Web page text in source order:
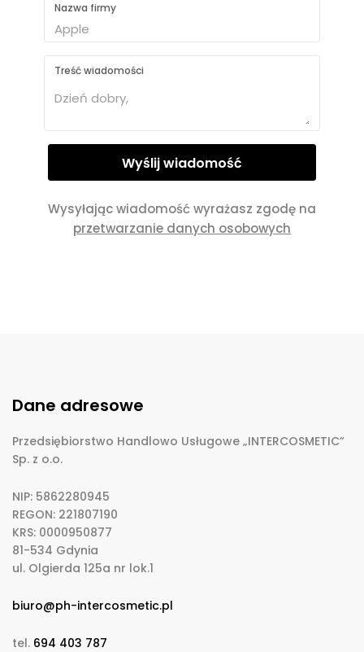
Nazwa firmy
Treść wiadomości
Wysyłając wiadomość wyrażasz zgodę na
przetwarzanie danych osobowych
Dane adresowe
Przedsiębiorstwo Handlowo Usługowe „INTERCOSMETIC”
Sp. z o.o.
NIP: 5862280945
REGON: 221807190
KRS: 0000950877
81-534 Gdynia
ul. Olgierda 125a nr lok.1
biuro@ph-intercosmetic.pl
tel. 694 403 787